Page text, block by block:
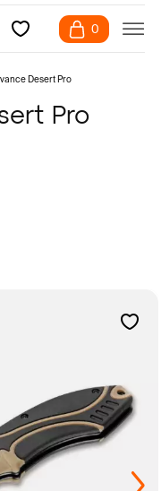
0
Desert Pro
Pro